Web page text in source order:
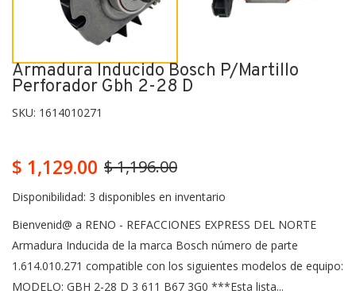
Armadura Inducido Bosch P/martillo
Perforador Gbh 2-28 D
SKU: 1614010271
$ 1,129.00 $ 1,196.00
Disponibilidad: 3 disponibles en inventario
Bienvenid@ a RENO - REFACCIONES EXPRESS DEL NORTE
Armadura Inducida de la marca Bosch número de parte
1.614.010.271 compatible con los siguientes modelos de equipo:
MODELO: GBH 2-28 D 3 611 B67 3G0 ***Esta lista...